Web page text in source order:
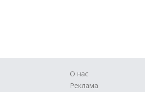
О нас
Реклама